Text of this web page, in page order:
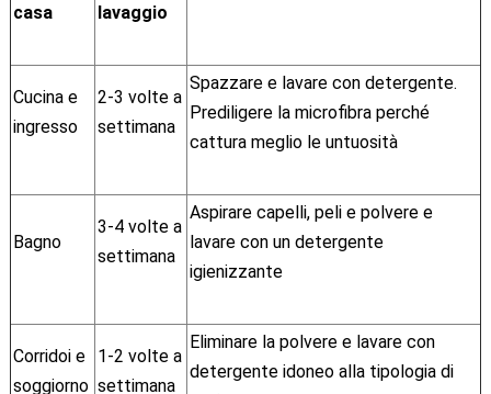
casa
lavaggio
Cucina e
ingresso
2-3 volte a
settimana
Spazzare e lavare con detergente.
Prediligere la microfibra perché
cattura meglio le untuosità
Bagno
3-4 volte a
settimana
Aspirare capelli, peli e polvere e
lavare con un detergente
igienizzante
Corridoi e
soggiorno
1-2 volte a
settimana
Eliminare la polvere e lavare con
detergente idoneo alla tipologia di